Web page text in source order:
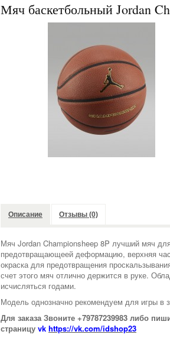
Мяч баскетбольный Jordan
Описание Отзывы (0)
Мяч Jordan Championsheep 8P лучший мяч
предотвращающеей деформацию, верхняя
окраска для предотвращения
счет этого мяч отлично держится в руке.
исчисляться годами.
Модель однозначно рекомендуем для игры в
Для заказа Звоните +79787239983 либо
страницу vk https://vk.com/idshop23